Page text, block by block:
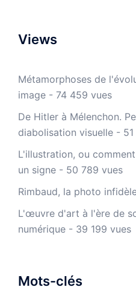
Views
Métamorphoses de
image - 74 459 vues
De Hitler à Mélenchon.
diabolisation visuelle -
L'illustration, ou
un signe - 50 789 vues
Rimbaud, la photo
L'œuvre d'art à l'ère de
numérique - 39 199 vues
Mots-clés